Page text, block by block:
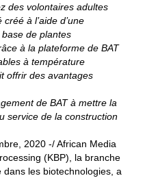
des volontaires adultes
à l’aide d’une
de plantes
à la plateforme de BAT
à température
offrir des avantages
de BAT à mettre la
service de la construction
2020 -/ African Media
(KBP), la branche
les biotechnologies, a